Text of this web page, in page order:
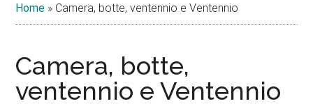
Home » Camera, botte, ventennio e Ventennio
Camera, botte,
ventennio e Ventennio